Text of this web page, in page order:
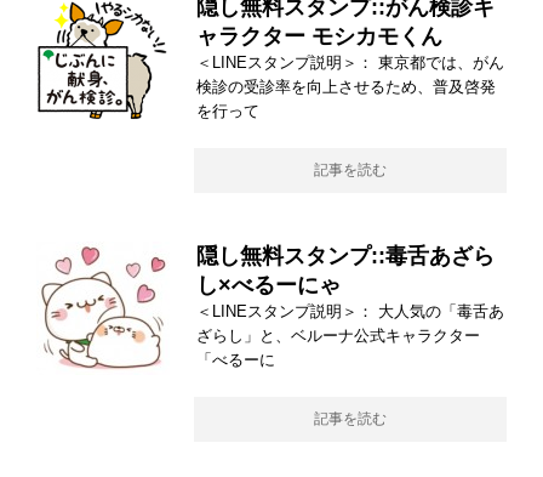
隠し無料スタンプ::がん検診キ
ャラクター モシカモくん
＜LINEスタンプ説明＞： 東京都では、がん
検診の受診率を向上させるため、普及啓発
を行って
記事を読む
隠し無料スタンプ::毒舌あざら
し×べるーにゃ
＜LINEスタンプ説明＞： 大人気の「毒舌あ
ざらし」と、ベルーナ公式キャラクター
「べるーに
記事を読む